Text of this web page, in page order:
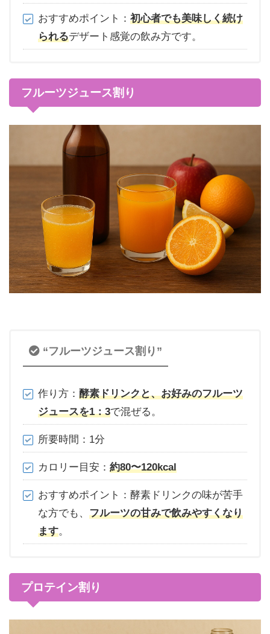
おすすめポイント： 初心者でも美味しく続け
られるデザート感覚の飲み方です。
フルーツジュース割り
“フルーツジュース割り”
作り方： 酵素ドリンクと、お好みのフルーツ
ジュースを1：3で混ぜる。
所要時間：1分
カロリー目安： 約80〜120kcal
おすすめポイント：酵素ドリンクの味が苦手
な方でも、 フルーツの甘みで飲みやすくなり
ます。
プロテイン割り